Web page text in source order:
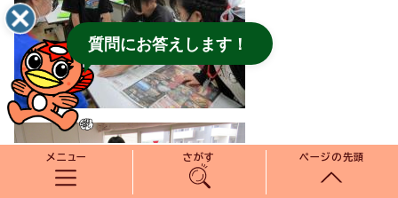
メニュー さがす ページの先頭
質問にお答えします！